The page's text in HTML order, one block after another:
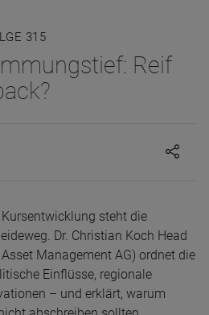
315
Reif
steht die
Dr. Christian Koch Head
Management AG) ordnet die
Einflüsse, regionale
– und erklärt, warum